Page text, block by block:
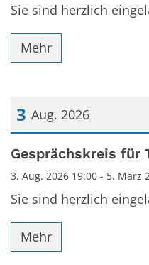
Sie sind herzlich
Mehr
3 Aug. 2026
Datum: 3. August 2026
Gesprächskreis für
3. Aug. 2026 19:00 - 5. März
Sie sind herzlich
Mehr